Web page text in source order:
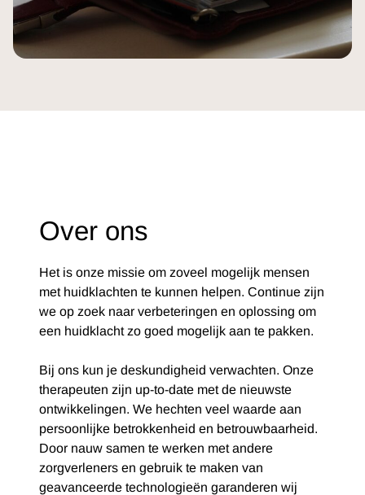
Over ons
Het is onze missie om zoveel mogelijk mensen
met huidklachten te kunnen helpen. Continue zijn
we op zoek naar verbeteringen en oplossing om
een huidklacht zo goed mogelijk aan te pakken.
Bij ons kun je deskundigheid verwachten. Onze
therapeuten zijn up-to-date met de nieuwste
ontwikkelingen. We hechten veel waarde aan
persoonlijke betrokkenheid en betrouwbaarheid.
Door nauw samen te werken met andere
zorgverleners en gebruik te maken van
geavanceerde technologieën garanderen wij